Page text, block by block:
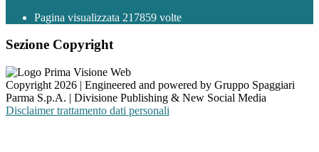
Pagina visualizzata 217859 volte
Sezione Copyright
Copyright 2026 | Engineered and powered by Gruppo Spaggiari
Parma S.p.A. | Divisione Publishing & New Social Media
Disclaimer trattamento dati personali